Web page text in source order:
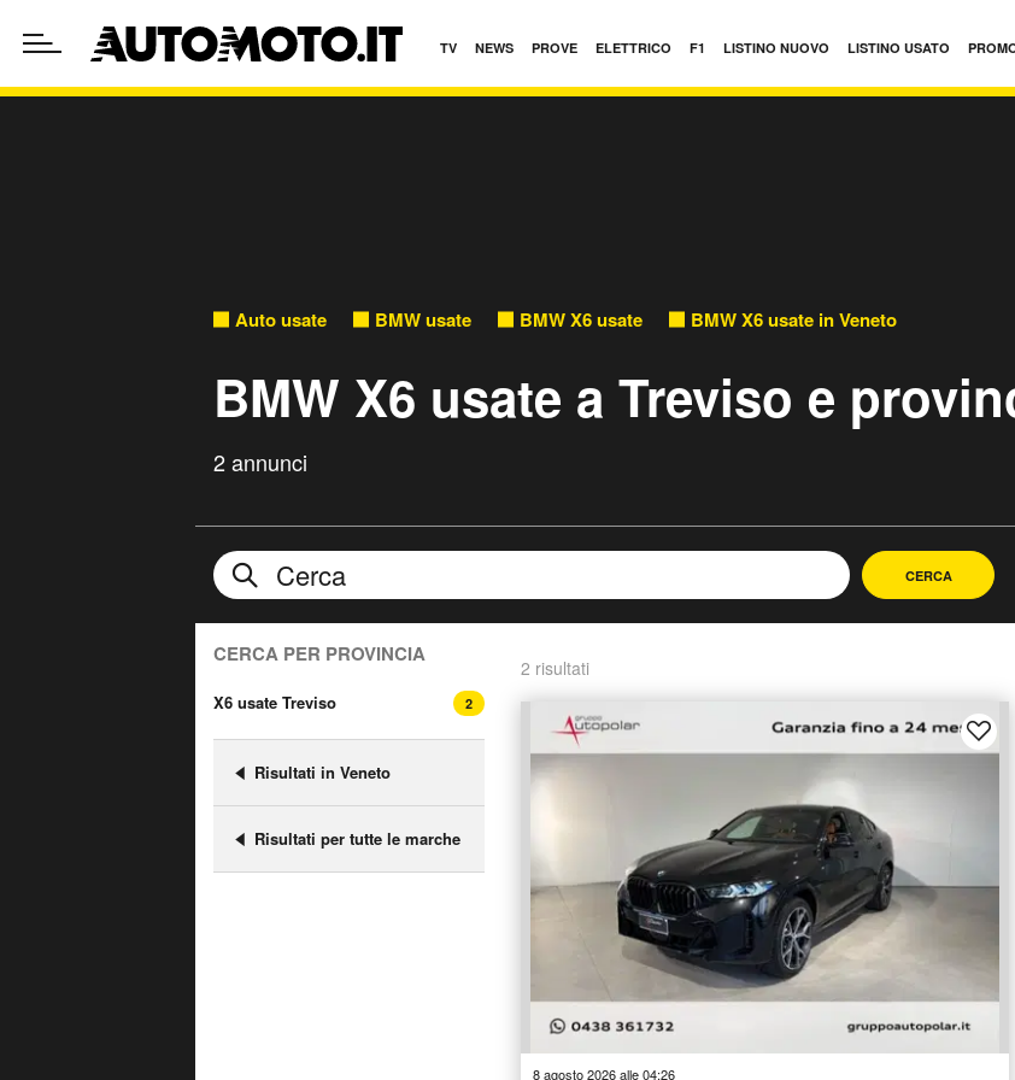
TV NEWS PROVE ELETTRICO F1 LISTINO NUOVO LISTINO USATO
Auto usate BMW usate BMW X6 usate BMW X6 usate in Veneto
BMW X6 usate a Treviso e
2 annunci
CERCA
CERCA PER PROVINCIA
X6 usate Treviso 2
Risultati in Veneto
Risultati per tutte le marche
2 risultati
8 agosto 2026 alle 04:26